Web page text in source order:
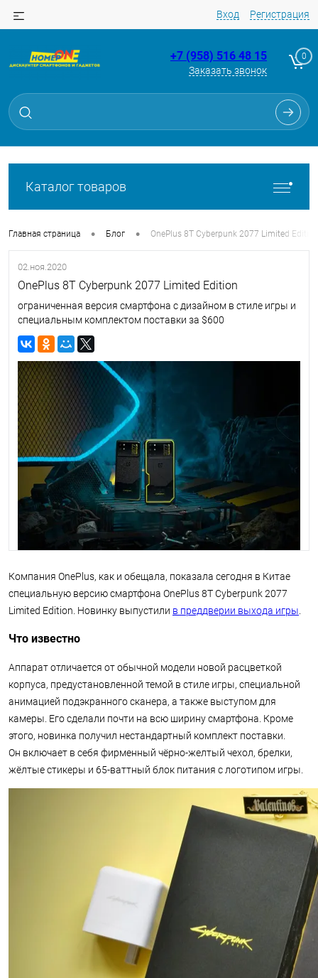
Вход Регистрация
+7 (958) 516 48 15
Заказать звонок
0
Каталог товаров
Главная страница • Блог • OnePlus 8T Cyberpunk 2077 Limited Edition
02.ноя.2020
OnePlus 8T Cyberpunk 2077 Limited Edition
ограниченная версия смартфона c дизайном в стиле игры и
специальным комплектом поставки за $600
Компания OnePlus, как и обещала, показала сегодня в Китае
специальную версию смартфона OnePlus 8T Cyberpunk 2077
Limited Edition. Новинку выпустили в преддверии выхода игры
Что известно
Аппарат отличается от обычной модели новой расцветкой
корпуса, предустановленной темой в стиле игры, специальной
анимацией подэкранного сканера, а также выступом для
камеры. Его сделали почти на всю ширину смартфона. Кроме
этого, новинка получил нестандартный комплект поставки.
Он включает в себя фирменный чёрно-желтый чехол, брелки,
жёлтые стикеры и 65-ваттный блок питания с логотипом игры.